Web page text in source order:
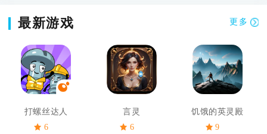
最新游戏 更多
打螺丝达人
6
言灵
6
饥饿的英灵殿
9